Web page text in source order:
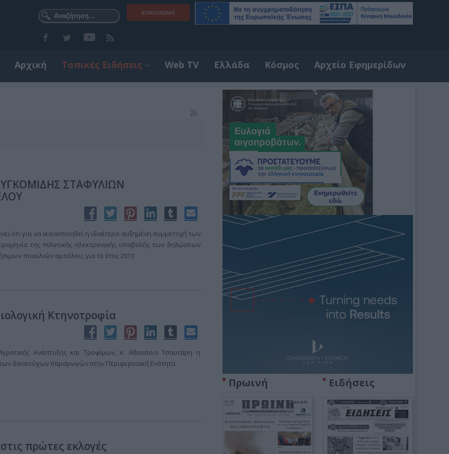
ΕΠΙΚΟΙΝΩΝΊΑ
Αρχική Τοπικές Ειδήσεις Web TV Ελλάδα Κόσμος Αρχείο Εφημερίδων
ΣΤΑΦΥΛΙΩΝ
ότι για να ικανοποιηθεί η ιδιαίτερα αυξημένη συμμετοχή των
της πιλοτικής ηλεκτρονικής υποβολής των δηλώσεων
ποικιλιών αμπέλου, για το έτος 2013
Κτηνοτροφία
Ανάπτυξης και Τροφίμων, κ. Αθανάσιο Τσαυτάρη η
δικαιούχων παραγωγών στην Περιφερειακή Ενότητα
πρώτες εκλογές
Πρωινή Ειδήσεις